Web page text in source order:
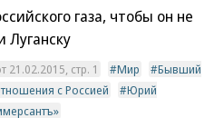
газа, чтобы он не
Луганску
стр. 1 Мир
Бывший
с Россией
Юрий